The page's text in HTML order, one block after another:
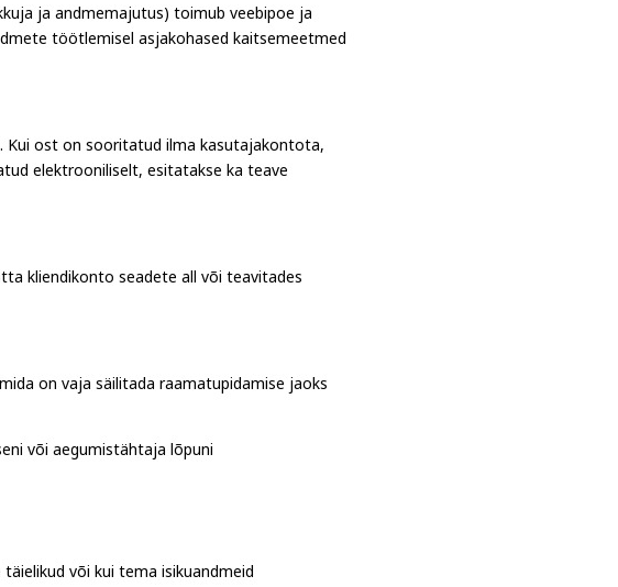
ja andmemajutus) toimub veebipoe ja
töötlemisel asjakohased kaitsemeetmed
Kui ost on sooritatud ilma kasutajakontota,
elektrooniliselt, esitatakse ka teave
kliendikonto seadete all või teavitades
on vaja säilitada raamatupidamise jaoks
või aegumistähtaja lõpuni
või kui tema isikuandmeid